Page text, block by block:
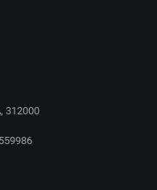
312000